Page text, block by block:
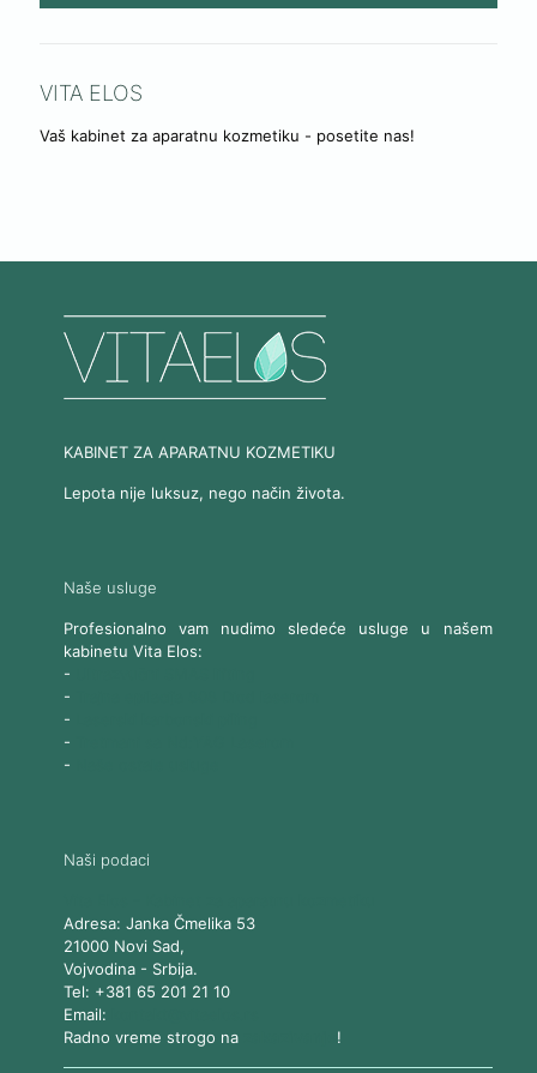
VITA ELOS
Vaš kabinet za aparatnu kozmetiku - posetite nas!
KABINET ZA APARATNU KOZMETIKU
Lepota nije luksuz, nego način života.
Naše usluge
Profesionalno vam nudimo sledeće usluge u našem
kabinetu Vita Elos:
-
-
-
-
-
Naši podaci
Adresa: Janka Čmelika 53
21000 Novi Sad,
Vojvodina- Srbija.
Tel: +381 65 201 21 10
Email:
Radno vreme strogo na
!